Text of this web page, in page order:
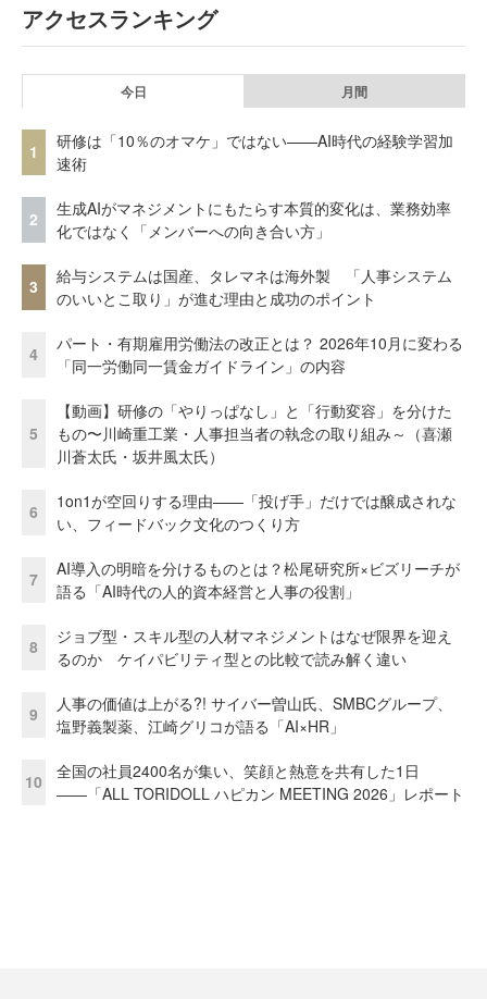
アクセスランキング
今日 月間
1
研修は「10％のオマケ」ではない——AI時代の経験学習加
速術
2
生成AIがマネジメントにもたらす本質的変化は、業務効率
化ではなく「メンバーへの向き合い方」
3
給与システムは国産、タレマネは海外製 「人事システム
のいいとこ取り」が進む理由と成功のポイント
4
パート・有期雇用労働法の改正とは？ 2026年10月に変わる
「同一労働同一賃金ガイドライン」の内容
5
【動画】研修の「やりっぱなし」と「行動変容」を分けた
もの〜川崎重工業・人事担当者の執念の取り組み～（喜瀬
川蒼太氏・坂井風太氏）
6
1on1が空回りする理由——「投げ手」だけでは醸成されな
い、フィードバック文化のつくり方
7
AI導入の明暗を分けるものとは？松尾研究所×ビズリーチが
語る「AI時代の人的資本経営と人事の役割」
8
ジョブ型・スキル型の人材マネジメントはなぜ限界を迎え
るのか ケイパビリティ型との比較で読み解く違い
9
人事の価値は上がる?! サイバー曽山氏、SMBCグループ、
塩野義製薬、江崎グリコが語る「AI×HR」
10
全国の社員2400名が集い、笑顔と熱意を共有した1日
――「ALL TORIDOLL ハピカン MEETING 2026」レポート